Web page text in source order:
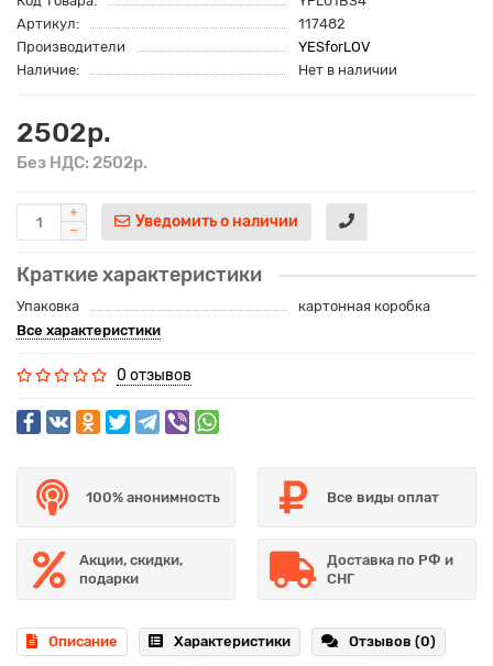
Артикул:
117482
Производители
YESforLOV
Наличие:
Нет в наличии
2502р.
Без НДС: 2502р.
Уведомить о наличии
Краткие характеристики
Упаковка
картонная коробка
Все характеристики
0 отзывов
100% анонимность Все виды оплат
Акции, скидки,
подарки
Доставка по РФ и
СНГ
Описание Характеристики Отзывов (0)